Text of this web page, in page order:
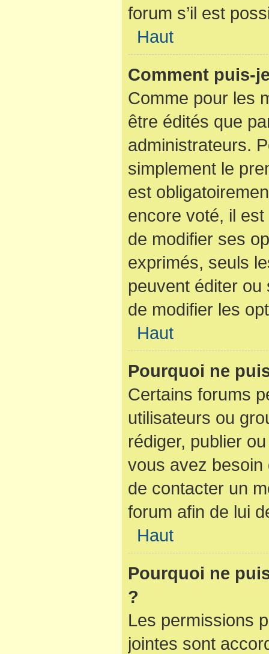
forum s’il est
Haut
Comment puis-
Comme pour les
être édités que
administrateurs.
simplement le
est
encore voté, il
de modifier ses
exprimés, seuls
peuvent éditer
de modifier les
Haut
Pourquoi ne
Certains forums
utilisateurs ou
rédiger, publier
vous avez
de contacter un
forum afin de lui
Haut
Pourquoi ne
?
Les permissions
jointes sont